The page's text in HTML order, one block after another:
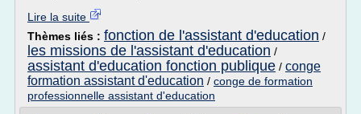
Lire la suite
Thèmes liés : fonction de l'assistant d'education /
les missions de l'assistant d'education /
assistant d'education fonction publique / conge
formation assistant d'education / conge de formation
professionnelle assistant d'education